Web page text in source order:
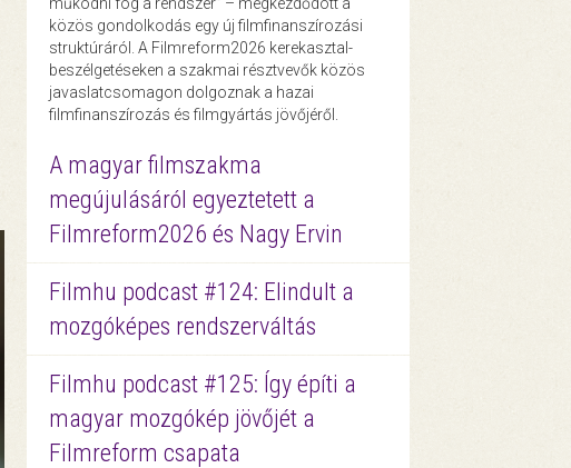
közös gondolkodás egy új filmfinanszírozási
struktúráról. A Filmreform2026 kerekasztal-
beszélgetéseken a szakmai résztvevők közös
javaslatcsomagon dolgoznak a hazai
filmfinanszírozás és filmgyártás jövőjéről.
A magyar filmszakma
megújulásáról egyeztetett a
Filmreform2026 és Nagy Ervin
Filmhu podcast #124: Elindult a
mozgóképes rendszerváltás
Filmhu podcast #125: Így építi a
magyar mozgókép jövőjét a
Filmreform csapata